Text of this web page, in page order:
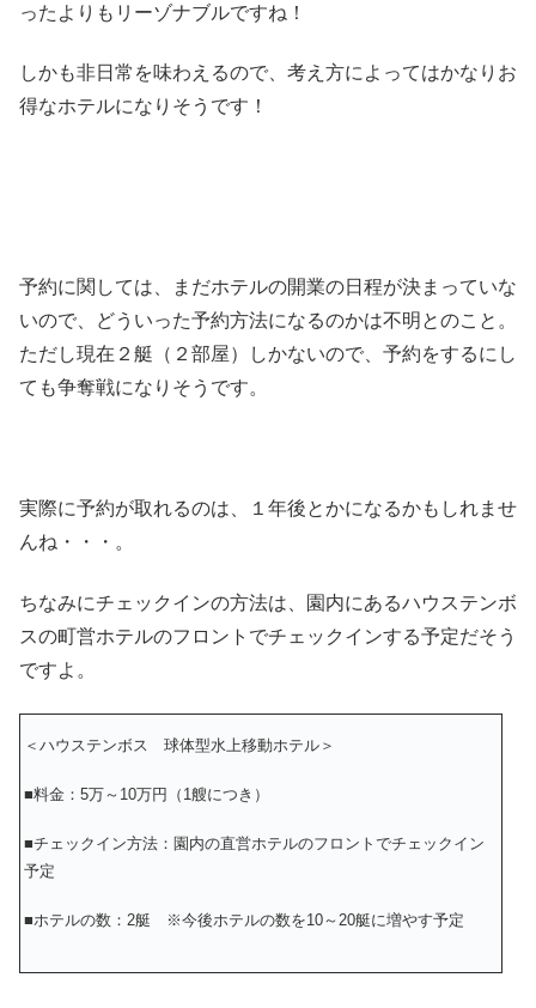
ったよりもリーゾナブルですね！
しかも非日常を味わえるので、考え方によってはかなりお
得なホテルになりそうです！
予約に関しては、まだホテルの開業の日程が決まっていな
いので、どういった予約方法になるのかは不明とのこと。
ただし現在２艇（２部屋）しかないので、予約をするにし
ても争奪戦になりそうです。
実際に予約が取れるのは、１年後とかになるかもしれませ
んね・・・。
ちなみにチェックインの方法は、園内にあるハウステンボ
スの町営ホテルのフロントでチェックインする予定だそう
ですよ。
＜ハウステンボス 球体型水上移動ホテル＞
■料金：5万～10万円（1艘につき）
■チェックイン方法：園内の直営ホテルのフロントでチェックイン
予定
■ホテルの数：2艇 ※今後ホテルの数を10～20艇に増やす予定